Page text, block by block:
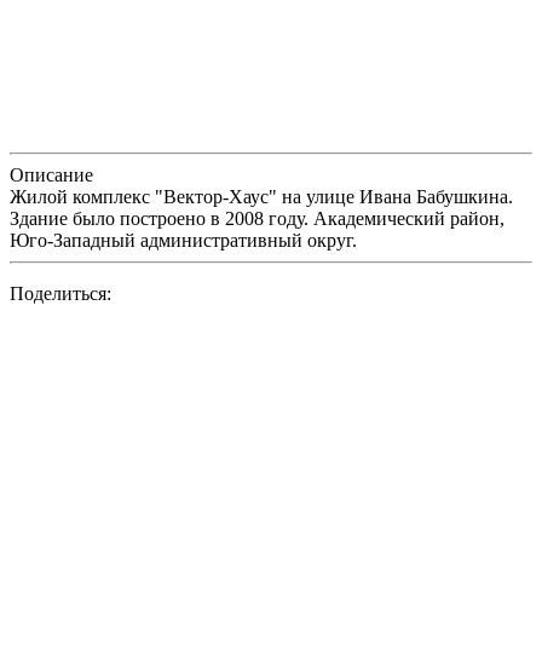
Описание
Жилой комплекс "Вектор-Хаус" на улице Ивана Бабушкина.
Здание было построено в 2008 году. Академический район,
Юго-Западный административный округ.
Поделиться: